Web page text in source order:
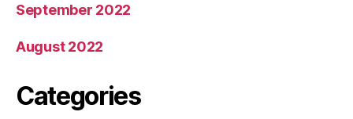
September 2022
August 2022
Categories